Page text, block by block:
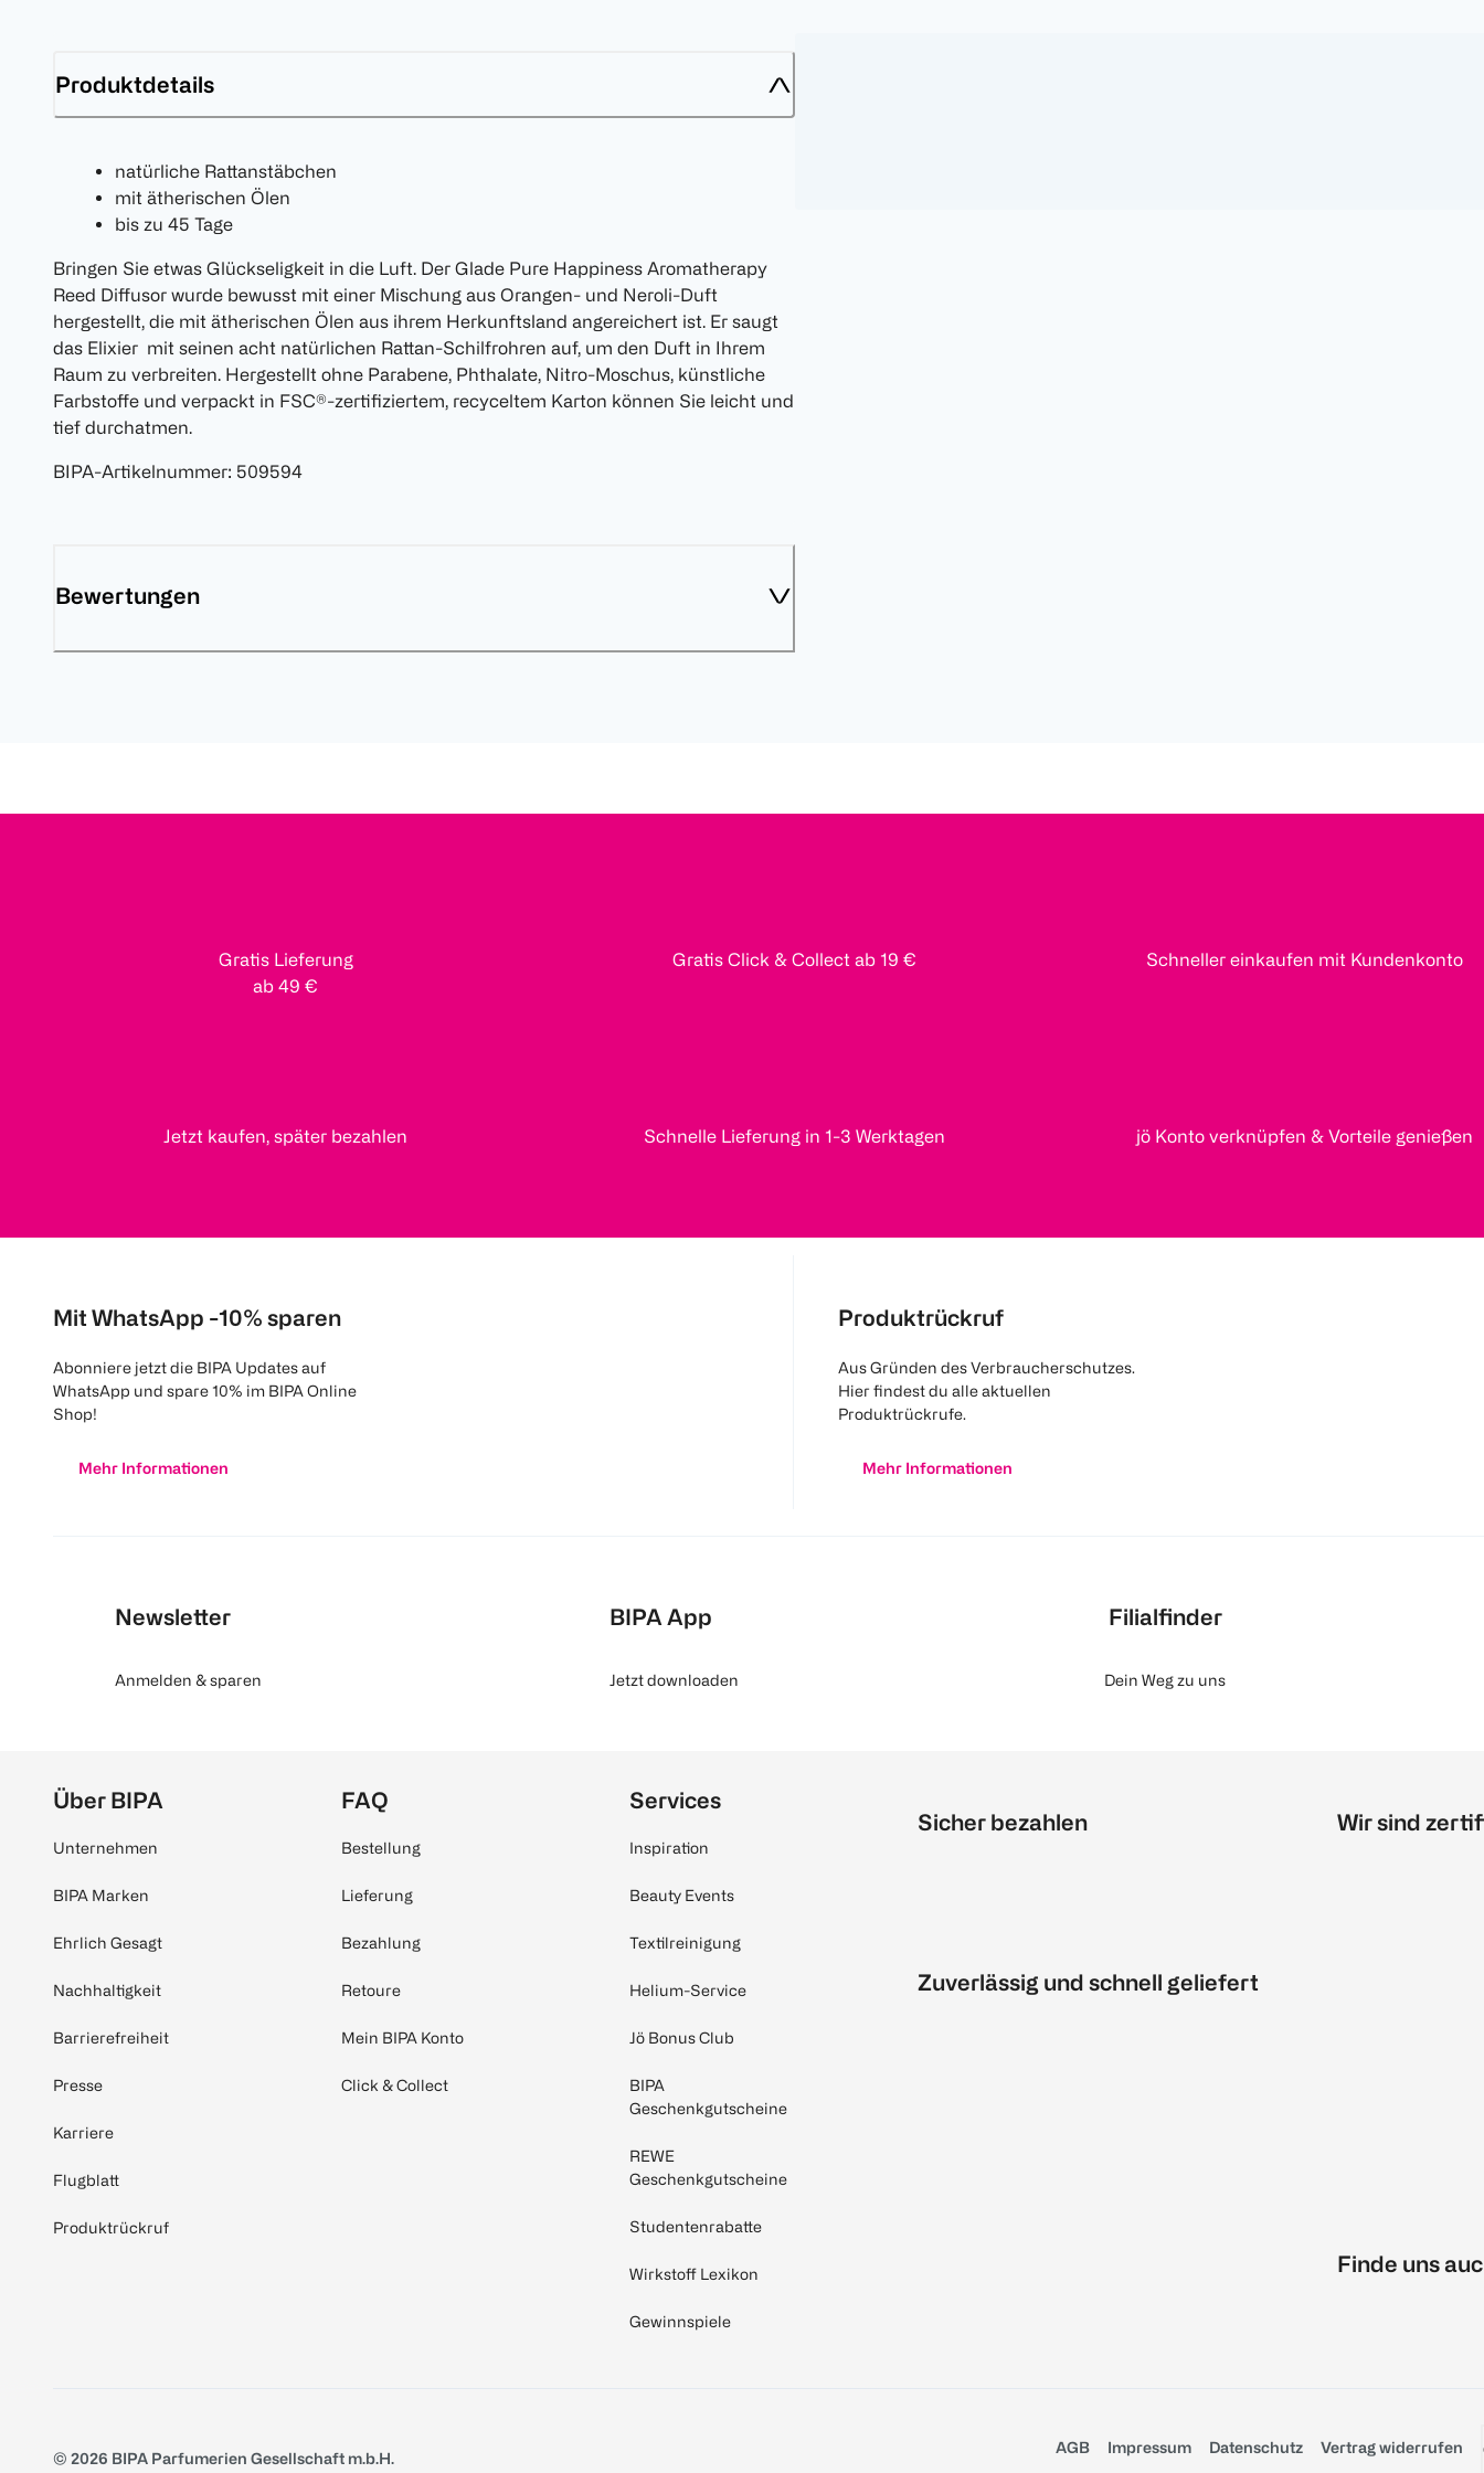
Produktdetails
natürliche Rattanstäbchen
mit ätherischen Ölen
bis zu 45 Tage
Bringen Sie etwas Glückseligkeit in die Luft. Der Glade Pure Happiness Aromatherapy
Reed Diffusor wurde bewusst mit einer Mischung aus Orangen- und Neroli-Duft
hergestellt, die mit ätherischen Ölen aus ihrem Herkunftsland angereichert ist. Er saugt
das Elixier mit seinen acht natürlichen Rattan-Schilfrohren auf, um den Duft in Ihrem
Raum zu verbreiten. Hergestellt ohne Parabene, Phthalate, Nitro-Moschus, künstliche
Farbstoffe und verpackt in FSC®-zertifiziertem, recyceltem Karton können Sie leicht und
tief durchatmen.
BIPA-Artikelnummer: 509594
Bewertungen
Gratis Lieferung
ab 49 €
Gratis Click & Collect ab 19 € Schneller einkaufen mit Kundenkonto
Jetzt kaufen, später bezahlen Schnelle Lieferung in 1-3 Werktagen jö Konto verknüpfen & Vorteile genießen
Mit WhatsApp -10% sparen
Abonniere jetzt die BIPA Updates auf
WhatsApp und spare 10% im BIPA Online
Shop!
Mehr Informationen
Produktrückruf
Aus Gründen des Verbraucherschutzes.
Hier findest du alle aktuellen
Produktrückrufe.
Mehr Informationen
Newsletter
Anmelden & sparen
BIPA App
Jetzt downloaden
Filialfinder
Dein Weg zu uns
Über BIPA
Unternehmen
BIPA Marken
Ehrlich Gesagt
Nachhaltigkeit
Barrierefreiheit
Presse
Karriere
Flugblatt
Produktrückruf
FAQ
Bestellung
Lieferung
Bezahlung
Retoure
Mein BIPA Konto
Click & Collect
Services
Inspiration
Beauty Events
Textilreinigung
Helium-Service
Jö Bonus Club
BIPA
Geschenkgutscheine
REWE
Geschenkgutscheine
Studentenrabatte
Wirkstoff Lexikon
Gewinnspiele
Sicher bezahlen
Zuverlässig und schnell geliefert
Wir sind
Finde uns
© 2026 BIPA Parfumerien Gesellschaft m.b.H.
AGB Impressum Datenschutz Vertrag widerrufen